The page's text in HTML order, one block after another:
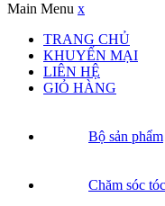
Main Menu x
TRANG CHỦ
KHUYẾN MẠI
LIÊN HỆ
GIỎ HÀNG
Bộ sản phẩm
Chăm sóc tóc